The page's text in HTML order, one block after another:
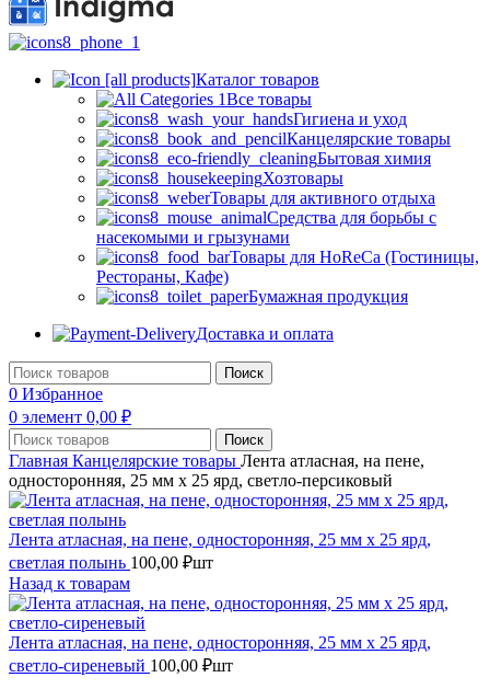
Каталог товаров
Все товары
Гигиена и уход
Канцелярские товары
Бытовая химия
Хозтовары
Товары для активного отдыха
Средства для борьбы с
насекомыми и грызунами
Товары для HoReCa (Гостиницы,
Рестораны, Кафе)
Бумажная продукция
Доставка и оплата
Поиск
0 Избранное
0 элемент 0,00 ₽
Поиск
Главная Канцелярские товары Лента атласная, на пене,
односторонняя, 25 мм х 25 ярд, светло-персиковый
Лента атласная, на пене, односторонняя, 25 мм х 25 ярд,
светлая полынь 100,00 ₽шт
Назад к товарам
Лента атласная, на пене, односторонняя, 25 мм х 25 ярд,
светло-сиреневый 100,00 ₽шт